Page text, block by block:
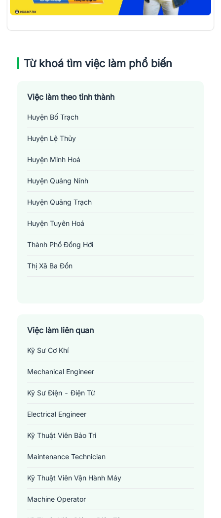
Từ khoá tìm việc làm phổ biến
Việc làm theo tỉnh thành
Huyện Bố Trạch
Huyện Lệ Thủy
Huyện Minh Hoá
Huyện Quảng Ninh
Huyện Quảng Trạch
Huyện Tuyên Hoá
Thành Phố Đồng Hới
Thị Xã Ba Đồn
Việc làm liên quan
Kỹ Sư Cơ Khí
Mechanical Engineer
Kỹ Sư Điện - Điện Tử
Electrical Engineer
Kỹ Thuật Viên Bảo Trì
Maintenance Technician
Kỹ Thuật Viên Vận Hành Máy
Machine Operator